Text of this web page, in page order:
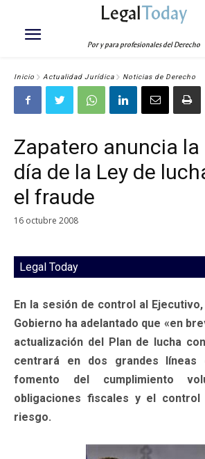
LegalToday
Por y para profesionales del Derecho
Inicio Actualidad Jurídica Noticias de Derecho
Zapatero anuncia la
día de la Ley de
el fraude
16 octubre 2008
Legal Today
En la sesión de control al
Gobierno ha adelantado que «en
actualización del Plan de lucha
centrará en dos grandes líneas
fomento del cumplimiento
obligaciones fiscales y el
riesgo.